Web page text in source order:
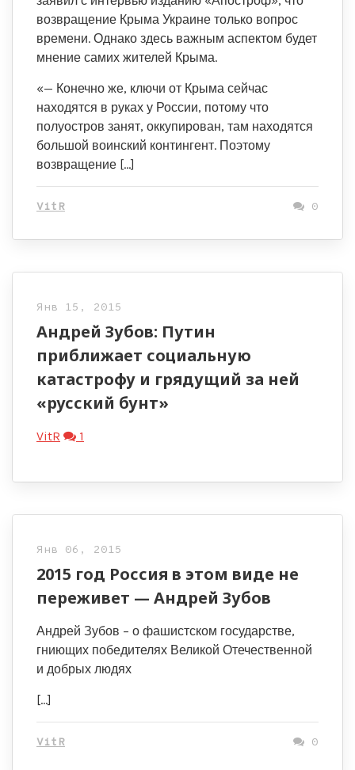
возвращение Крыма Украине только вопрос
времени. Однако здесь важным аспектом будет
мнение самих жителей Крыма.
«— Конечно же, ключи от Крыма сейчас
находятся в руках у России, потому что
полуостров занят, оккупирован, там находятся
большой воинский контингент. Поэтому
возвращение […]
VitR 0
Янв 15, 2015
Андрей Зубов: Путин
приближает социальную
катастрофу и грядущий за ней
«русский бунт»
VitR 1
Янв 06, 2015
2015 год Россия в этом виде не
переживет — Андрей Зубов
Андрей Зубов – о фашистском государстве,
гниющих победителях Великой Отечественной
и добрых людях
[…]
VitR 0